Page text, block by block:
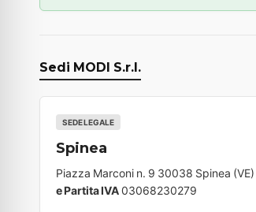
Sedi MODI S.r.l.
SEDE LEGALE
Spinea
Piazza Marconi n. 9 30038 Spinea (VE)
e Partita IVA03068230279